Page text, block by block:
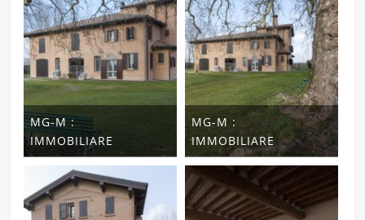
MG-M :
IMMOBILIARE
MG-M :
IMMOBILIARE